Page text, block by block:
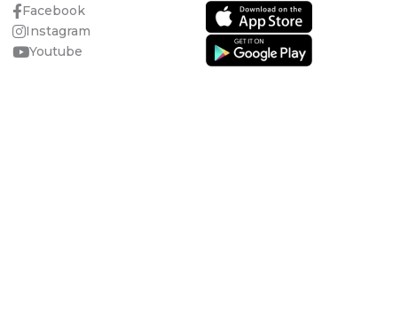
Facebook
Instagram
Youtube